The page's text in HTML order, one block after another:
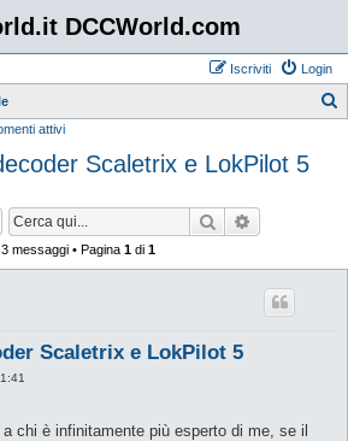
DCCWorld.com
Login
Iscriviti
attivi
Scaletrix e LokPilot 5
Cerca
3 messaggi • Pagina 1 di 1
Scaletrix e LokPilot 5
chi è infinitamente più esperto di me, se il